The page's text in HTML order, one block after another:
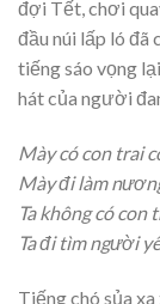
đợi Tết, chơi
đầu núi lấp ló đã
tiếng sáo vọng
hát của người
Mày có con trai
Mày đi làm
Ta không có con
Ta đi tìm người
Tiếng chó sủa